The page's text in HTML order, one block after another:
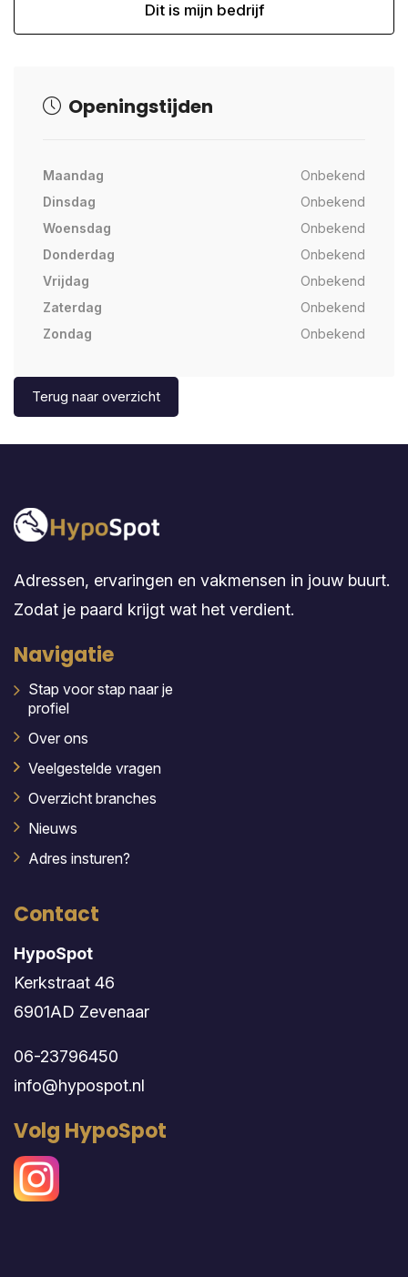
Dit is mijn bedrijf
Openingstijden
Maandag
Onbekend
Dinsdag
Onbekend
Woensdag
Onbekend
Donderdag
Onbekend
Vrijdag
Onbekend
Zaterdag
Onbekend
Zondag
Onbekend
Terug naar overzicht
Adressen, ervaringen en vakmensen in jouw buurt.
Zodat je paard krijgt wat het verdient.
Navigatie
Stap voor stap naar je
profiel
Over ons
Veelgestelde vragen
Overzicht branches
Nieuws
Adres insturen?
Contact
HypoSpot
Kerkstraat 46
6901AD Zevenaar
06-23796450
info@hypospot.nl
Volg HypoSpot